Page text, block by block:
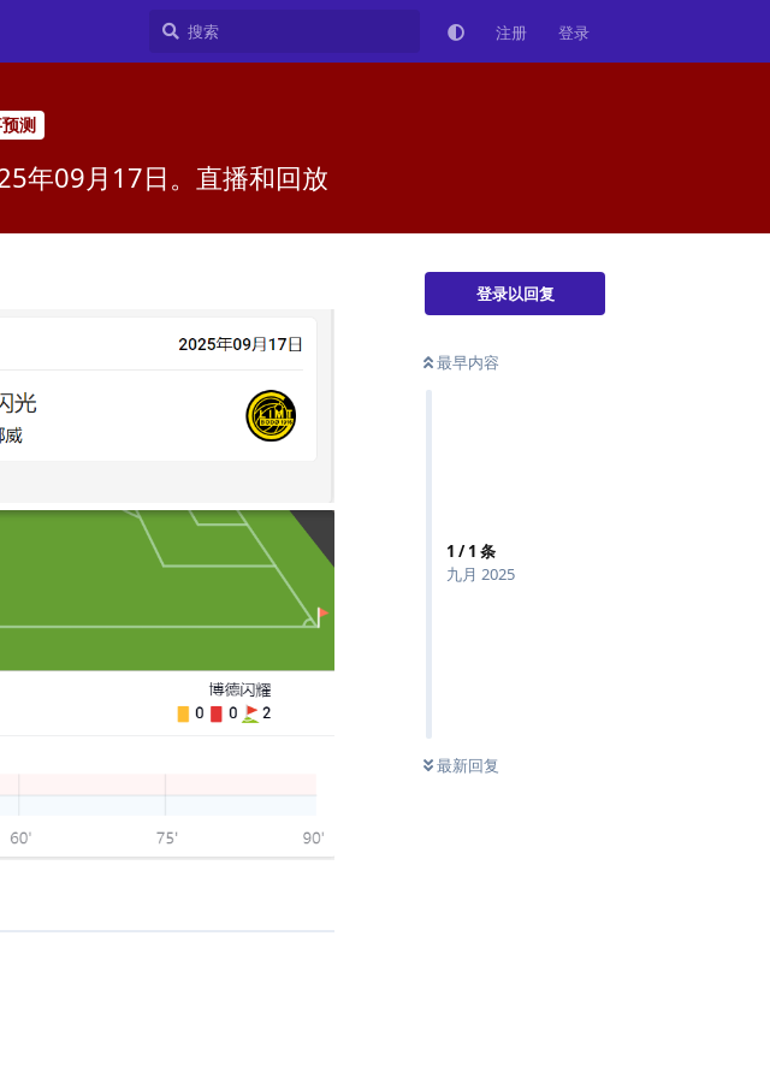
注册 登录
测
年09月17日。直播和回放
登录以回复
最早内容
1 /1 条
九月 2025
最新回复